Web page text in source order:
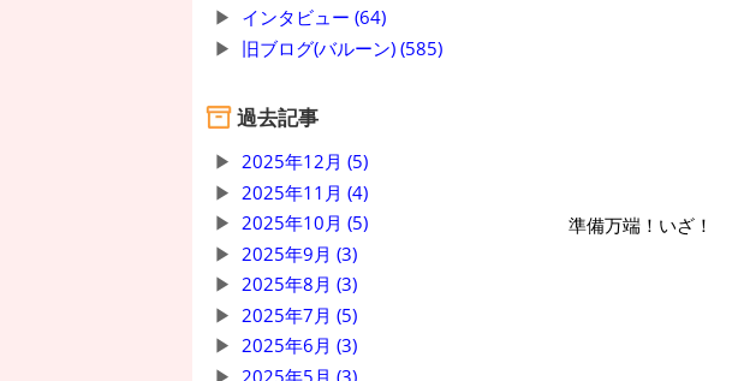
インタビュー (64)
旧ブログ(バルーン) (585)
過去記事
2025年12月 (5)
2025年11月 (4)
2025年10月 (5)
2025年9月 (3)
2025年8月 (3)
2025年7月 (5)
2025年6月 (3)
2025年5月 (3)
準備万端！いざ！